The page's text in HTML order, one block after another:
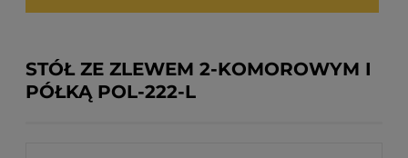
STÓŁ ZE ZLEWEM 2-KOMOROWYM I
PÓŁKĄ POL-222-L